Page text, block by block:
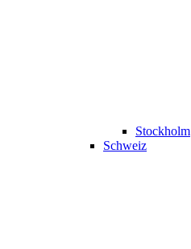
Stockholm
Schweiz